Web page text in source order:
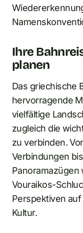
Ihre
planen
Das griechische
hervorragende
vielfältige
zugleich die
zu verbinden.
Verbindungen
Panoramazügen
Vouraikos-
Perspektiven
Kultur.